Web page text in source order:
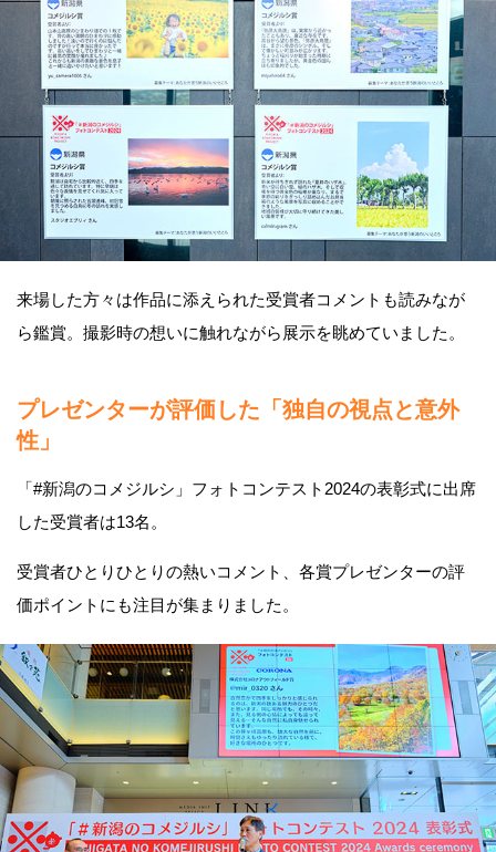
来場した方々は作品に添えられた受賞者コメントも読みなが
ら鑑賞。撮影時の想いに触れながら展示を眺めていました。
プレゼンターが評価した「独自の視点と意外
性」
「#新潟のコメジルシ」フォトコンテスト2024の表彰式に出席
した受賞者は13名。
受賞者ひとりひとりの熱いコメント、各賞プレゼンターの評
価ポイントにも注目が集まりました。